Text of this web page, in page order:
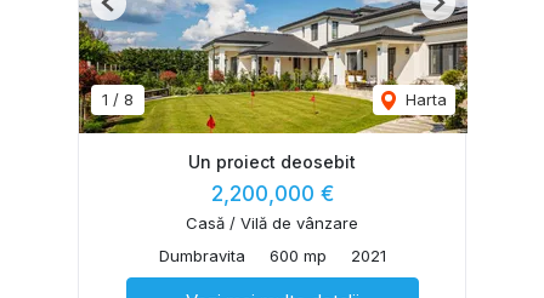
1 / 8 Harta
Previous Next
Un proiect deosebit
2,200,000 €
Casă / Vilă de vânzare
Dumbravita
600 mp 2021